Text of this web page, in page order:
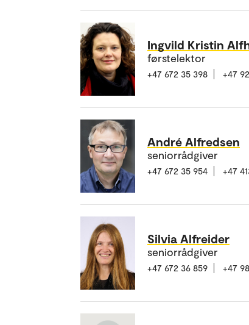
Ingvild Kristin
førstelektor
+47 672 35 398 +47
André Alfredsen
seniorrådgiver
+47 672 35 954 +47
Silvia Alfreider
seniorrådgiver
+47 672 36 859 +47